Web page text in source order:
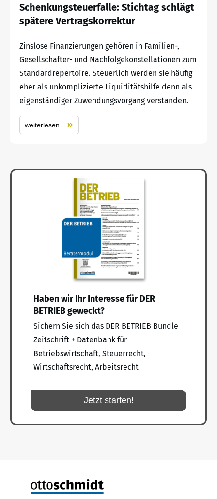
Schenkungsteuerfalle: Stichtag schlägt
spätere Vertragskorrektur
Zinslose Finanzierungen gehören in Familien-,
Gesellschafter- und Nachfolgekonstellationen zum
Standardrepertoire. Steuerlich werden sie häufig
eher als unkomplizierte Liquiditätshilfe denn als
eigenständiger Zuwendungsvorgang verstanden.
weiterlesen
Haben wir Ihr Interesse für DER
BETRIEB geweckt?
Sichern Sie sich das DER BETRIEB Bundle
Zeitschrift + Datenbank für
Betriebswirtschaft, Steuerrecht,
Wirtschaftsrecht, Arbeitsrecht
Jetzt starten!